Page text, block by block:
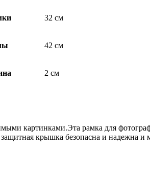
32 см
42 см
2 см
картинками.Эта рамка для
крышка безопасна и надежна и